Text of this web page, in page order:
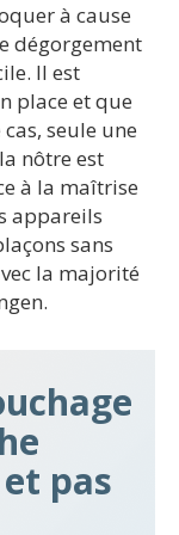
à cause
dégorgement
Il est
place et que
seule une
nôtre est
à la maîtrise
appareils
sans
la majorité
pas